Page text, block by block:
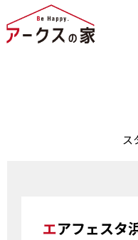
ス
エアフェス